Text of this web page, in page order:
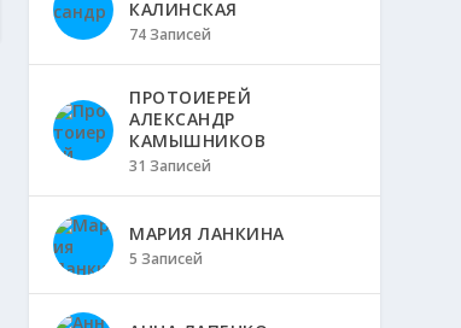
КАЛИНСКАЯ
74 Записей
ПРОТОИЕРЕЙ
АЛЕКСАНДР
КАМЫШНИКОВ
31 Записей
МАРИЯ ЛАНКИНА
5 Записей